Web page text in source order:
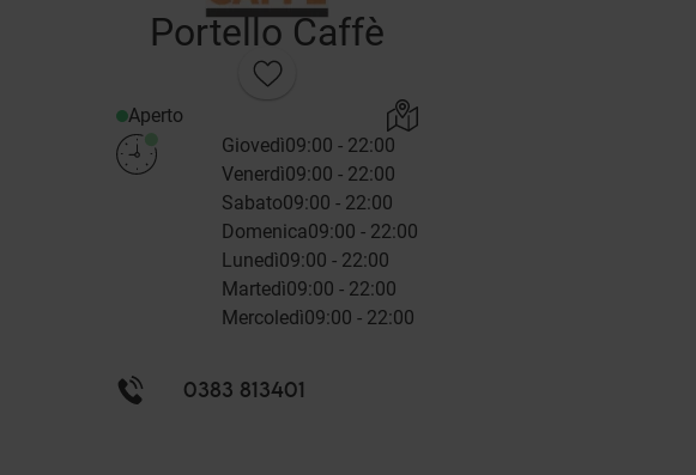
Portello Caffè
Aperto
Giovedì09:00 - 22:00
Venerdì09:00 - 22:00
Sabato09:00 - 22:00
Domenica09:00 - 22:00
Lunedì09:00 - 22:00
Martedì09:00 - 22:00
Mercoledì09:00 - 22:00
0383 813401